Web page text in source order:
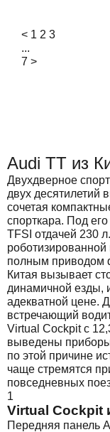
< 1 2 3
...
7 >
Audi TT из
Двухдверное
двух десятилетий
сочетая
спорткара. Под
TFSI отдачей 230
полным приводом
Китая вызывает
динамичной езды,
адекватной цене.
встречающий
Virtual Cockpit с
выведены
по этой причине
чаще стремятся
повседневных
1
Virtual Cockpit
Передняя панель